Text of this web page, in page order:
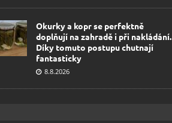
Okurky a kopr se perfektně
doplňují na zahradě i při nakládání.
Díky tomuto postupu chutnají
fantasticky
8.8.2026